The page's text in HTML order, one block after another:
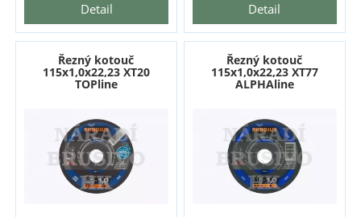
Detail Detail
Řezný kotouč
115x1,0x22,23 XT20
TOPline
Řezný kotouč
115x1,0x22,23 XT77
ALPHAline